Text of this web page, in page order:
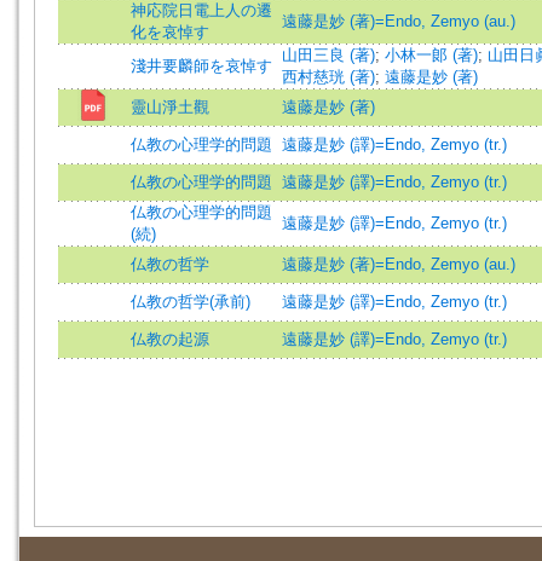
神応院日電上人の遷
化を哀悼す
遠藤是妙 (著)=Endo, Zemyo (au.)
淺井要麟師を哀悼す
山田三良 (著); 小林一郞 (著); 山田日
西村慈珖 (著); 遠藤是妙 (著)
靈山淨土觀
遠藤是妙 (著)
仏教の心理学的問題 遠藤是妙 (譯)=Endo, Zemyo (tr.)
仏教の心理学的問題 遠藤是妙 (譯)=Endo, Zemyo (tr.)
仏教の心理学的問題
(続)
遠藤是妙 (譯)=Endo, Zemyo (tr.)
仏教の哲学 遠藤是妙 (著)=Endo, Zemyo (au.)
仏教の哲学(承前) 遠藤是妙 (譯)=Endo, Zemyo (tr.)
仏教の起源 遠藤是妙 (譯)=Endo, Zemyo (tr.)